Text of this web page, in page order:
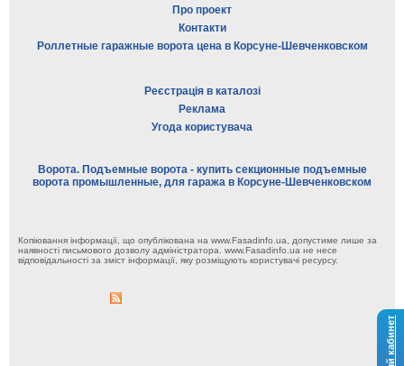
Про проект
Контакти
Роллетные гаражные ворота цена в Корсуне-Шевченковском
Реєстрація в каталозі
Реклама
Угода користувача
Ворота. Подъемные ворота - купить секционные подъемные
ворота промышленные, для гаража в Корсуне-Шевченковском
Копіювання інформації, що опублікована на www.Fasadinfo.ua, допустиме лише за
наявності письмового дозволу адміністратора. www.Fasadinfo.ua не несе
відповідальності за зміст інформації, яку розміщують користувачі ресурсу.